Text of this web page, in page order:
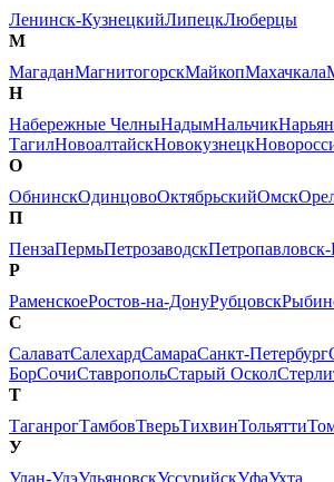
Ленинск-КузнецкийЛипецкЛюберцы
М
МагаданМагнитогорскМайкопМахачкала
Н
Набережные ЧелныНадымНальчик
ТагилНовоалтайскНовокузнецк
О
ОбнинскОдинцовоОктябрьскийОмск
П
ПензаПермьПетрозаводск
Р
РаменскоеРостов-на-ДонуРубцовск
С
СалаватСалехардСамараСанкт-Петербург
БорСочиСтавропольСтарый Оскол
Т
ТаганрогТамбовТверьТихвинТольятти
У